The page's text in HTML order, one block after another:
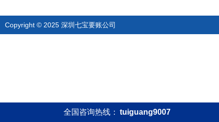
Copyright © 2025 深圳七宝要账公司
全国咨询热线： tuiguang9007